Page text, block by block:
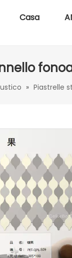
Casa
» Piastrelle